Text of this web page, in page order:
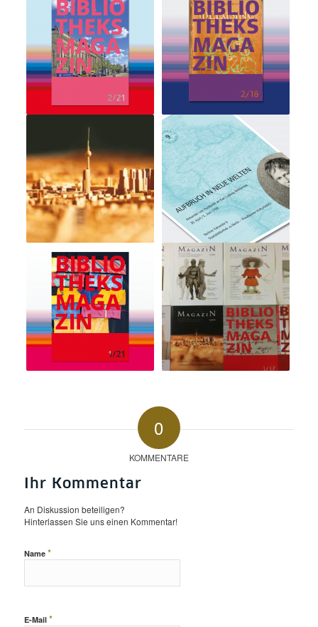
0
KOMMENTARE
Ihr Kommentar
An Diskussion beteiligen?
Hinterlassen Sie uns einen Kommentar!
Name *
E-Mail *